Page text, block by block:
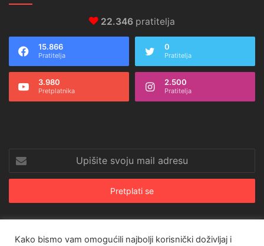
22.346 pratitelja
15.866
Pratitelja
0
Pratitelja
3.980
Pretplatnika
2.500
Pratitelja
svoju
mail
Kako bismo vam omogućili najbolji korisnički doživljaj i